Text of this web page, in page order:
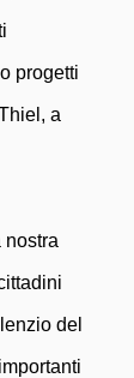
progetti
a
nostra
del